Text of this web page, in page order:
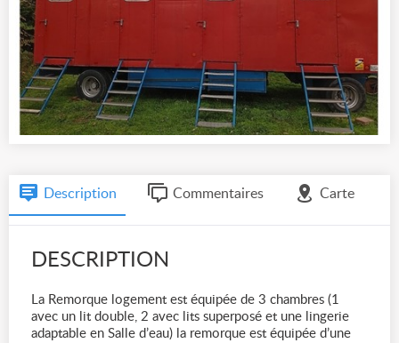
Description Commentaires Carte
DESCRIPTION
La Remorque logement est équipée de 3 chambres (1
avec un lit double, 2 avec lits superposé et une lingerie
adaptable en Salle d’eau) la remorque est équipée d’une